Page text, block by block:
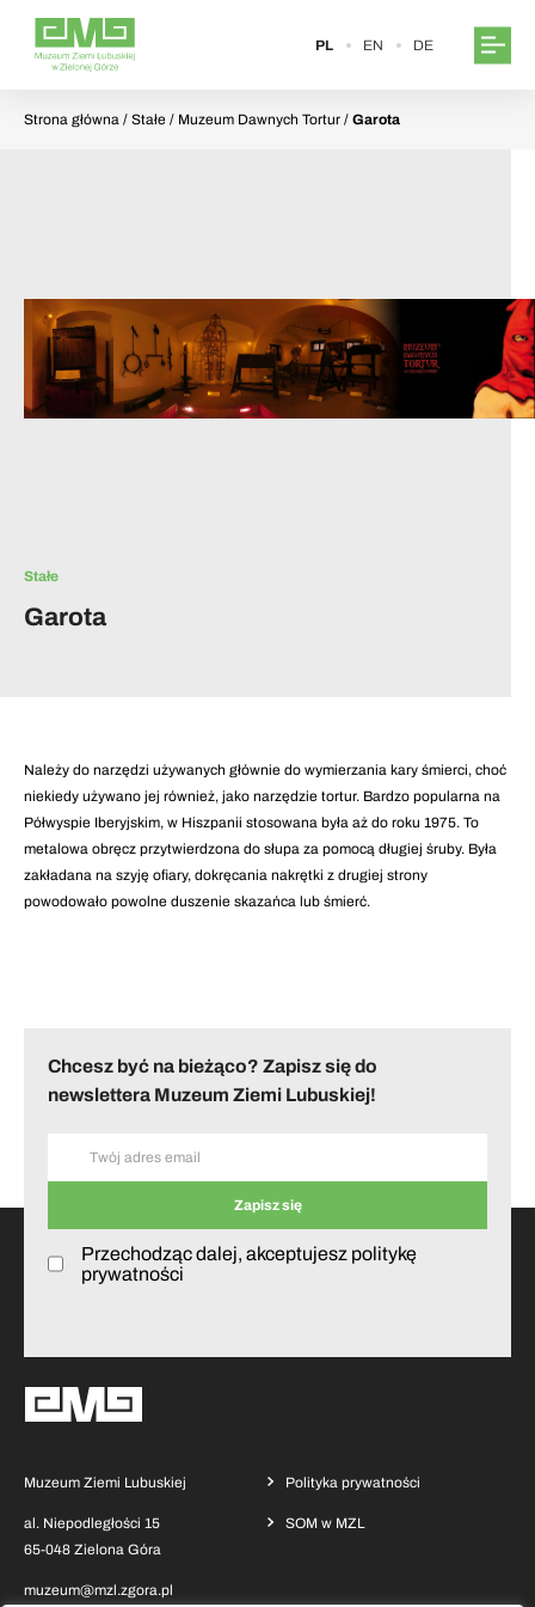
PL EN DE
Strona główna / Stałe / Muzeum Dawnych Tortur / Garota
Stałe
Garota
Należy do narzędzi używanych głównie do wymierzania kary śmierci, choć
niekiedy używano jej również, jako narzędzie tortur. Bardzo popularna na
Półwyspie Iberyjskim, w Hiszpanii stosowana była aż do roku 1975. To
metalowa obręcz przytwierdzona do słupa za pomocą długiej śruby. Była
zakładana na szyję ofiary, dokręcania nakrętki z drugiej strony
powodowało powolne duszenie skazańca lub śmierć.
Chcesz być na bieżąco? Zapisz się do
newslettera Muzeum Ziemi Lubuskiej!
Przechodząc dalej, akceptujesz politykę
prywatności
Muzeum Ziemi Lubuskiej
al. Niepodległości 15
65-048 Zielona Góra
muzeum@mzl.zgora.pl
Polityka prywatności
SOM w MZL